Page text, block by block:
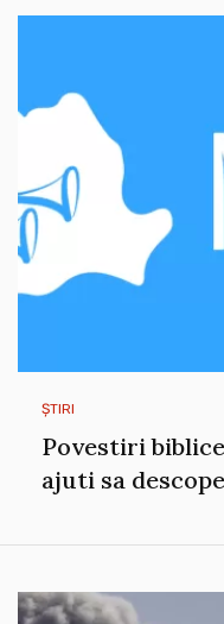
ȘTIRI
Povestiri
ajuti sa